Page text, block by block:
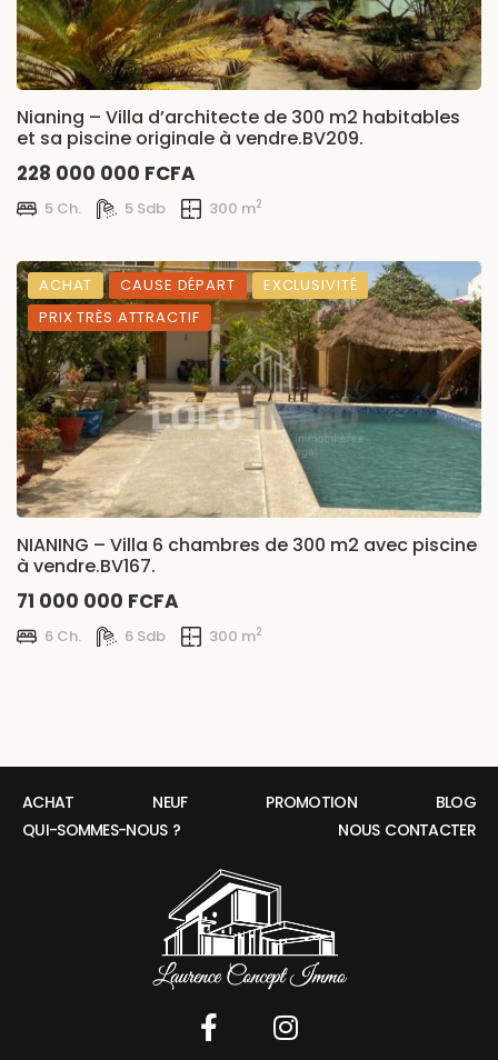
Nianing – Villa d’architecte de 300 m2 habitables
et sa piscine originale à vendre.BV209.
228 000 000 FCFA
5 Ch. 5 Sdb 300 m2
ACHAT CAUSE DÉPART
EXCLUSIVITÉ
PRIX TRÈS ATTRACTIF
NIANING – Villa 6 chambres de 300 m2 avec piscine
à vendre.BV167.
71 000 000 FCFA
6 Ch. 6 Sdb 300 m2
ACHAT NEUF PROMOTION
BLOG
QUI-SOMMES-NOUS ?
NOUS CONTACTER